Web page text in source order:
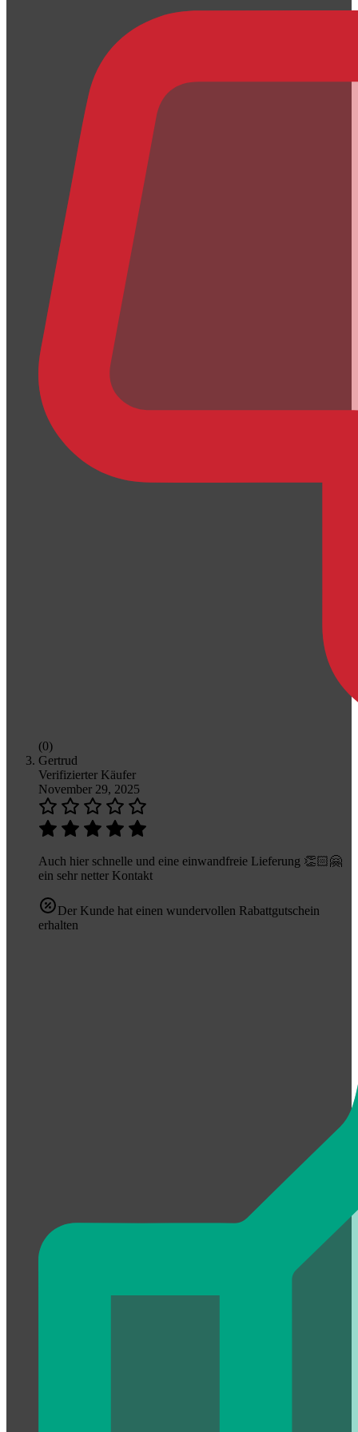
(0)
Gertrud
Verifizierter Käufer
November 29, 2025
Auch hier schnelle und eine einwandfreie Lieferung 👏🏻🤗
ein sehr netter Kontakt
Der Kunde hat einen wundervollen Rabattgutschein
erhalten